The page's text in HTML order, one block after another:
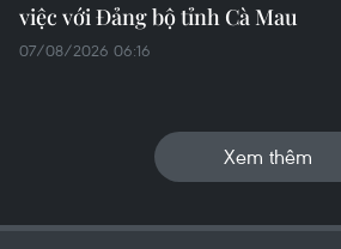
việc với Đảng bộ tỉnh Cà Mau
07/08/2026 06:16
Xem thêm